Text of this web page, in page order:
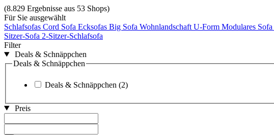
(8.829 Ergebnisse aus 53 Shops)
Für Sie ausgewählt
Schlafsofas Cord Sofa Ecksofas Big Sofa Wohnlandschaft U-Form Modulares Sofa
Sitzer-Sofa 2-Sitzer-Schlafsofa
Filter
Deals & Schnäppchen
Deals & Schnäppchen
Deals & Schnäppchen (2)
Preis